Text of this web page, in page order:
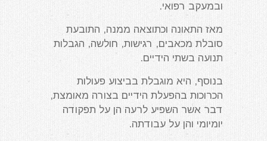
ובמעקב רפואי.
מאז התאונה וכתוצאה ממנה, התובעת
סובלת מכאבים, רגישות, חולשה, הגבלות
תנועה בשתי הידיים.
בנוסף, היא מוגבלת בביצוע פעולות
הכרוכות בהפעלת הידיים בצורה מאומצת,
דבר אשר השפיע לרעה הן על תפקודה
יומיומי והן על עבודתה.